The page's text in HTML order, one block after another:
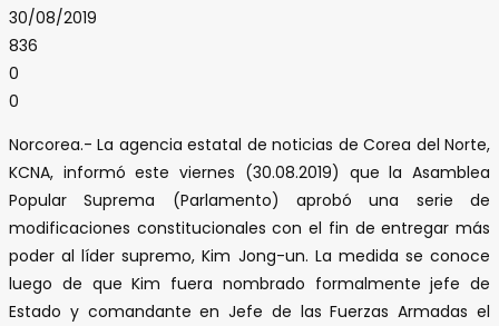
30/08/2019
836
0
0
Norcorea.- La agencia estatal de noticias de Corea del Norte,
KCNA, informó este viernes (30.08.2019) que la Asamblea
Popular Suprema (Parlamento) aprobó una serie de
modificaciones constitucionales con el fin de entregar más
poder al líder supremo, Kim Jong-un. La medida se conoce
luego de que Kim fuera nombrado formalmente jefe de
Estado y comandante en Jefe de las Fuerzas Armadas el